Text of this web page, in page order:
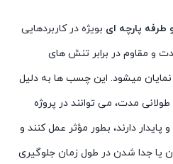
پارچه ای بویژه در کاربردهایی
و مقاوم در برابر تنش های
نمایان میشود. این چسب ها به دلیل
مدت، می توانند در پروژه
دارند، بطور مؤثر عمل کنند و
یا جدا شدن در طول زمان جلوگیری